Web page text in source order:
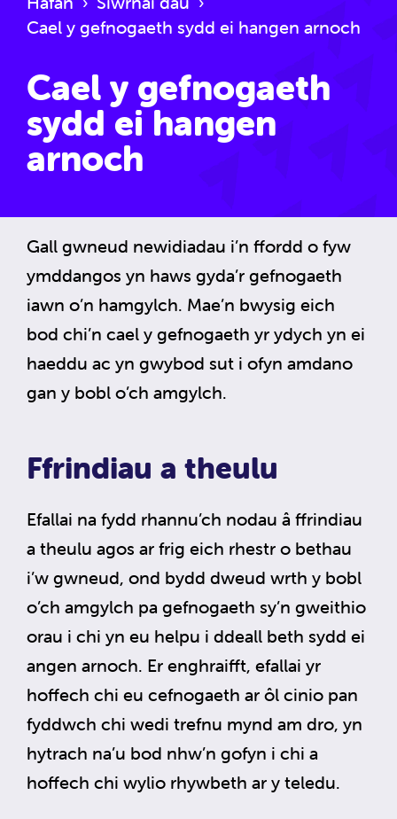
Cael y gefnogaeth sydd ei hangen arnoch
Cael y gefnogaeth
sydd ei hangen
arnoch
Gall gwneud newidiadau i’n ffordd o fyw
ymddangos yn haws gyda’r gefnogaeth
iawn o’n hamgylch. Mae’n bwysig eich
bod chi’n cael y gefnogaeth yr ydych yn ei
haeddu ac yn gwybod sut i ofyn amdano
gan y bobl o’ch amgylch.
Ffrindiau a theulu
Efallai na fydd rhannu’ch nodau â ffrindiau
a theulu agos ar frig eich rhestr o bethau
i’w gwneud, ond bydd dweud wrth y bobl
o’ch amgylch pa gefnogaeth sy’n gweithio
orau i chi yn eu helpu i ddeall beth sydd ei
angen arnoch. Er enghraifft, efallai yr
hoffech chi eu cefnogaeth ar ôl cinio pan
fyddwch chi wedi trefnu mynd am dro, yn
hytrach na’u bod nhw’n gofyn i chi a
hoffech chi wylio rhywbeth ar y teledu.